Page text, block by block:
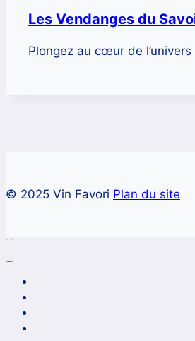
Les Vendanges du
Plongez au cœur de
© 2025 Vin Favori Plan du site